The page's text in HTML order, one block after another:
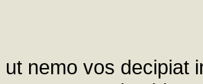
ut nemo vos decipiat